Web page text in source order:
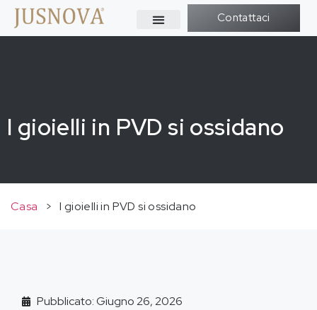
Contattaci
I gioielli in PVD si ossidano
Casa > I gioielli in PVD si ossidano
Pubblicato: Giugno 26, 2026